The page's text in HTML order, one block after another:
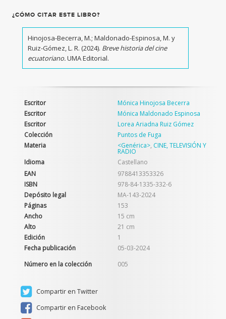
¿CÓMO CITAR ESTE LIBRO?
Hinojosa-Becerra, M.; Maldonado-Espinosa, M. y
Ruiz-Gómez, L. R. (2024). Breve historia del cine
ecuatoriano.UMA Editorial.
Escritor
Mónica Hinojosa Becerra
Escritor
Mónica Maldonado Espinosa
Escritor
Lorea Ariadna Ruiz Gómez
Colección
Puntos de Fuga
Materia
<Genérica>, CINE, TELEVISIÓN Y
RADIO
Idioma
Castellano
EAN
9788413353326
ISBN
978-84-1335-332-6
Depósito legal
MA-143-2024
Páginas
153
Ancho
15 cm
Alto
21 cm
Edición
1
Fecha publicación
05-03-2024
Número en la colección
005
Compartir en Twitter
Compartir en Facebook